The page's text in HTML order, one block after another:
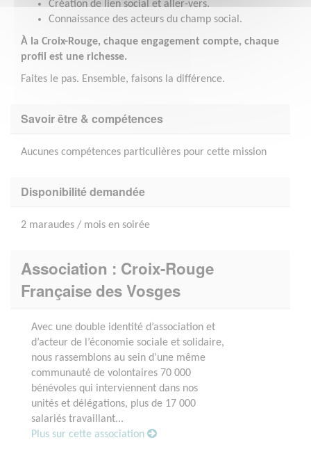
Création de lien social et aller-vers.
Connaissance des acteurs du champ social.
À la Croix-Rouge, chaque engagement compte, chaque
profil est une richesse.
Faites le pas. Ensemble, faisons la différence.
Savoir être & compétences
Aucunes compétences particulières pour cette mission
Disponibilité demandée
2 maraudes / mois en soirée
Association : Croix-Rouge
Française des Vosges
Avec une double identité d’association et
d’acteur de l’économie sociale et solidaire,
nous rassemblons au sein d’une même
communauté de volontaires 70 000
bénévoles qui interviennent dans nos
unités et délégations, plus de 17 000
salariés travaillant...
Plus sur cette association